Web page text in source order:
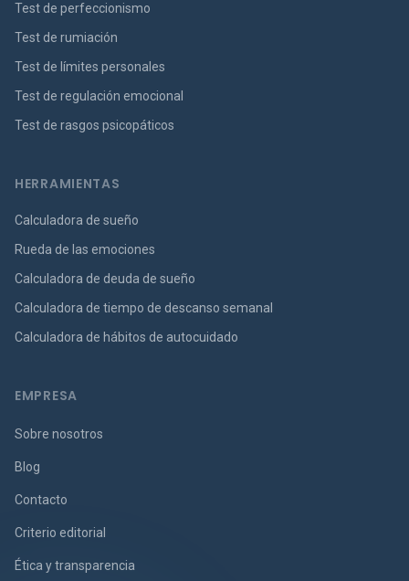
Test de perfeccionismo
Test de rumiación
Test de límites personales
Test de regulación emocional
Test de rasgos psicopáticos
HERRAMIENTAS
Calculadora de sueño
Rueda de las emociones
Calculadora de deuda de sueño
Calculadora de tiempo de descanso semanal
Calculadora de hábitos de autocuidado
EMPRESA
Sobre nosotros
Blog
Contacto
Criterio editorial
Ética y transparencia